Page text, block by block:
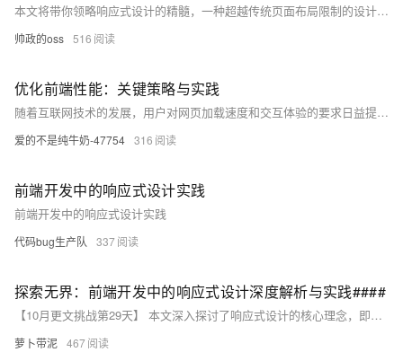
本文将带你领略响应式设计的精髓，一种超越传统页面布局限制的设计策略，它要求开发者以灵活多变的思维，打造能够无缝适应各种设备与屏幕尺寸的Web体验。通过深入浅出的讲解、实际案例分析以及技术实现细节的探讨，本文目的是激发读者对于响应式设计深层次的理解与兴趣，鼓励在实际应用中不断创新与优化。 ###
帅政的oss 516
优化前端性能：关键策略与实践
随着互联网技术的发展，用户对网页加载速度和交互体验的要求日益提高，前端性能优化成为提升用户体验和网站竞争力的关键。本文探讨了前端性能优化的重要性和七大关键策略，包括压缩资源文件、利用浏览器缓存、减少HTTP请求、异步加载、使用CDN、优化CSS和JavaScript执行及第三方脚本优化，并提供了实践案例，帮助开发者构建更快、更高效的网站。
爱的不是纯牛奶-47754 316
前端开发中的响应式设计实践
前端开发中的响应式设计实践
代码bug生产队 337
探索无界：前端开发中的响应式设计深度解析与实践####
【10月更文挑战第29天】 本文深入探讨了响应式设计的核心理念，即通过灵活的布局、媒体查询及弹性图片等技术手段，使网站能够在不同设备上提供一致且优质的用户体验。不同于传统摘要概述，本文将以一次具体项目实践为引，逐步剖析响应式设计的关键技术点，分享实战经验与避坑指南，旨在为前端开发者提供一套实用的响应式设计方法论。 ####
萝卜带泥 467